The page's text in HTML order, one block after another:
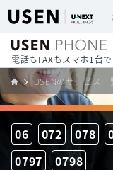
電話もFAXもスマホ1台で
USENのサービス一
06 072 078
0797
0798